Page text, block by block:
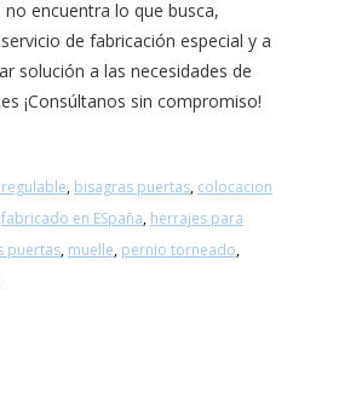
encuentra lo que busca,
de fabricación especial y a
solución a las necesidades de
¡Consúltanos sin compromiso!
, bisagras puertas, colocacion
fabricado en ESpaña, herrajes para
puertas, muelle, pernio torneado,